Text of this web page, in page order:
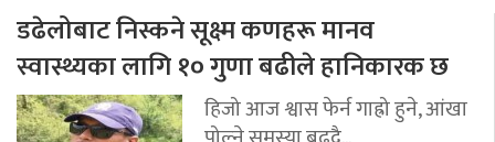
डढेलोबाट निस्कने सूक्ष्म कणहरू मानव
स्वास्थ्यका लागि १० गुणा बढीले हानिकारक छ
हिजो आज श्वास फेर्न गाह्रो हुने, आंखा